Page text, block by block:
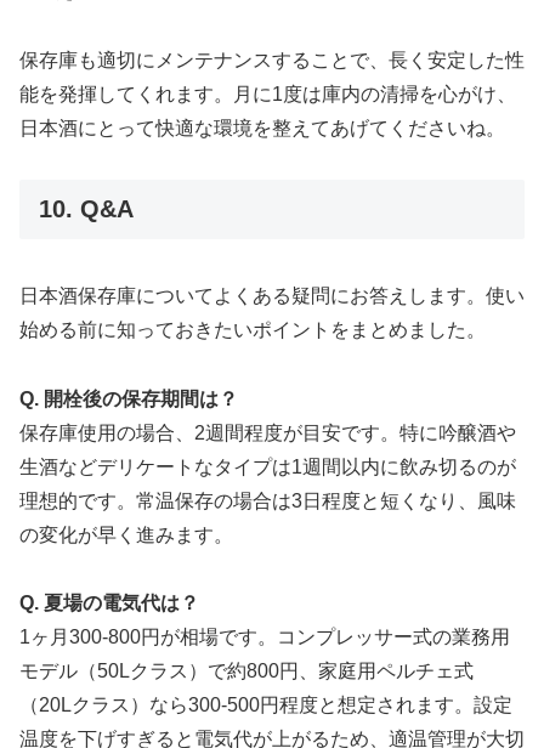
保存庫も適切にメンテナンスすることで、長く安定した性
能を発揮してくれます。月に1度は庫内の清掃を心がけ、
日本酒にとって快適な環境を整えてあげてくださいね。
10. Q&A
日本酒保存庫についてよくある疑問にお答えします。使い
始める前に知っておきたいポイントをまとめました。
Q. 開栓後の保存期間は？
保存庫使用の場合、2週間程度が目安です。特に吟醸酒や
生酒などデリケートなタイプは1週間以内に飲み切るのが
理想的です。常温保存の場合は3日程度と短くなり、風味
の変化が早く進みます。
Q. 夏場の電気代は？
1ヶ月300-800円が相場です。コンプレッサー式の業務用
モデル（50Lクラス）で約800円、家庭用ペルチェ式
（20Lクラス）なら300-500円程度と想定されます。設定
温度を下げすぎると電気代が上がるため、適温管理が大切